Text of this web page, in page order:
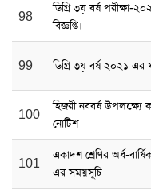
98
ডিগ্রি ৩য় বর্ষ
বিজ্ঞপ্তি।
99 ডিগ্রি ৩য় বর্ষ ২০২১ এর
100
হিজরী নববর্ষ উপলক্ষ্যে
নোটিশ
101
একাদশ শ্রেণির অর্ধ-
এর সময়সূচি